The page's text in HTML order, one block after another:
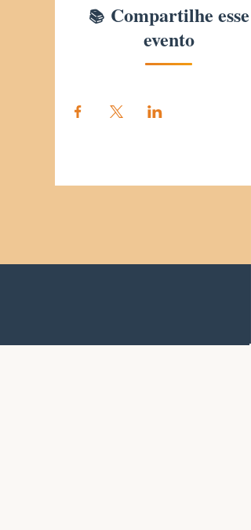
Compartilhe esse
evento